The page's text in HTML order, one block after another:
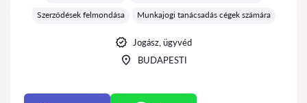
Szerződések felmondása
Munkajogi tanácsadás cégek számára
Jogász, ügyvéd
BUDAPESTI